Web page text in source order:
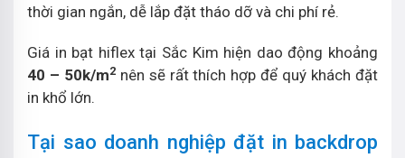
thời gian ngắn, dễ lắp đặt tháo dỡ và chi phí rẻ.
Giá in bạt hiflex tại Sắc Kim hiện dao động khoảng
40 – 50k/m2nên sẽ rất thích hợp để quý khách đặt
in khổ lớn.
Tại sao doanh nghiệp đặt in backdrop